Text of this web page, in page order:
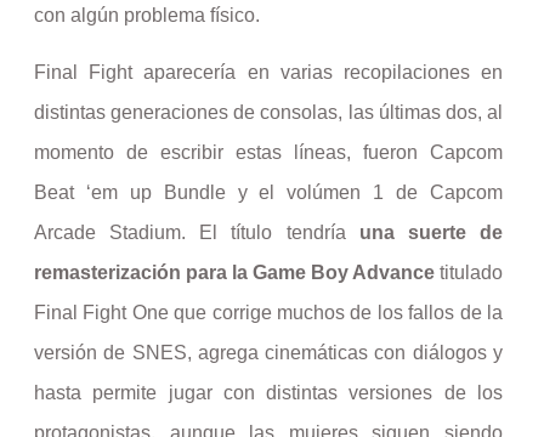
con algún problema físico.
Final Fight aparecería en varias recopilaciones en
distintas generaciones de consolas, las últimas dos, al
momento de escribir estas líneas, fueron Capcom
Beat ‘em up Bundle y el volúmen 1 de Capcom
Arcade Stadium. El título tendría una suerte de
remasterización para la Game Boy Advance titulado
Final Fight One que corrige muchos de los fallos de la
versión de SNES, agrega cinemáticas con diálogos y
hasta permite jugar con distintas versiones de los
protagonistas, aunque las mujeres siguen siendo